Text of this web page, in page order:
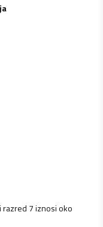
razred 7 iznosi oko